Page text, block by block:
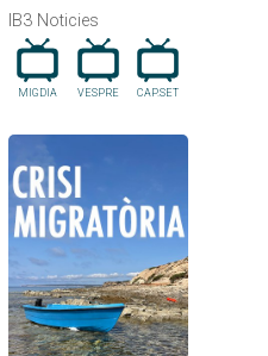
IB3 Noticies
MIGDIA VESPRE CAP.SET